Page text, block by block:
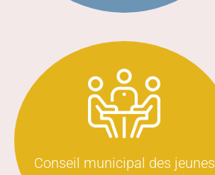
Conseil municipal des jeunes
Découvrir